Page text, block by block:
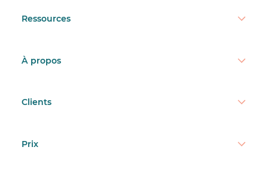
Ressources
À propos
Clients
Prix